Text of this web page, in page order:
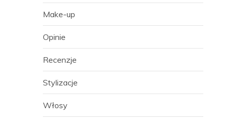
Make-up
Opinie
Recenzje
Stylizacje
Włosy